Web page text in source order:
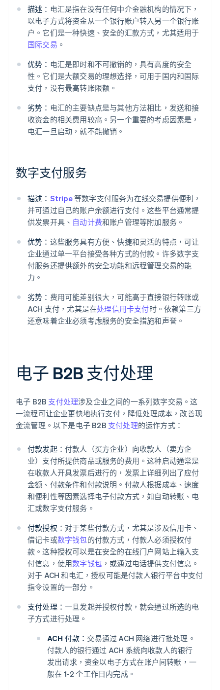
描述： 电汇是指在没有任何中介金融机构的情况下，
以电子方式将资金从一个银行账户转入另一个银行账
户。它们是一种快速、安全的汇款方式，尤其适用于
国际交易 。
优势： 电汇是即时和不可撤销的，具有高度的安全
性。它们是大额交易的理想选择，可用于国内和国际
支付，没有最高转账限额。
劣势： 电汇的主要缺点是与其他方法相比，发送和接
收资金的相关费用较高。另一个重要的考虑因素是，
电汇一旦启动，就不能撤销。
数字支付服务
描述： Stripe等数字支付服务为在线交易提供便利，
并可通过自己的账户余额进行支付。这些平台通常提
供发票开具、 自动计费和账户管理等附加服务。
优势： 这些服务具有方便、快捷和灵活的特点，可让
企业通过单一平台接受各种方式的付款。许多数字支
付服务还提供额外的安全功能和远程管理交易的能
力。
劣势： 费用可能差别很大，可能高于直接银行转账或
ACH 支付，尤其是在处理信用卡支付时。依赖第三方
还意味着企业必须考虑服务的安全措施和声誉。
电子 B2B 支付处理
电子 B2B 支付处理涉及企业之间的一系列数字交易。这
一流程可让企业更快地执行支付，降低处理成本，改善现
金流管理。以下是电子 B2B 支付处理的运作方式：
付款发起： 付款人（买方企业）向收款人（卖方企
业）支付所提供商品或服务的费用。这种启动通常是
在收款人开具发票后进行的，发票上详细列出了应付
金额、付款条件和付款说明。付款人根据成本、速度
和便利性等因素选择电子付款方式，如自动转账、电
汇或数字支付服务。
付款授权： 对于某些付款方式，尤其是涉及信用卡、
借记卡或数字钱包的付款方式，付款人必须授权付
款。这种授权可以是在安全的在线门户网站上输入支
付信息，使用数字钱包 ，或通过电话提供支付信息。
对于 ACH 和电汇，授权可能是付款人银行平台中支付
指令设置的一部分。
支付处理： 一旦发起并授权付款，就会通过所选的电
子方式进行处理。
ACH 付款： 交易通过 ACH 网络进行批处理。
付款人的银行通过 ACH 系统向收款人的银行
发出请求，资金以电子方式在账户间转账，一
般在 1-2 个工作日内完成。